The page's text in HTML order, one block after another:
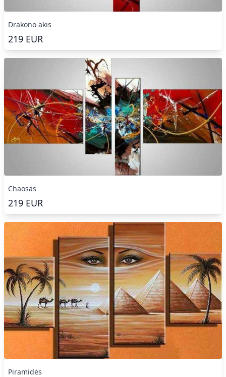
Drakono akis
219 EUR
Chaosas
219 EUR
Piramidės